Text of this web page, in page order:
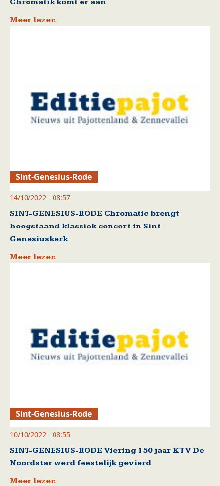
Chromatik komt er aan
Meer lezen
Sint-Genesius-Rode
14/10/2022 - 08:57
SINT-GENESIUS-RODE Chromatic brengt
hoogstaand klassiek concert in Sint-
Genesiuskerk
Meer lezen
Sint-Genesius-Rode
10/10/2022 - 08:55
SINT-GENESIUS-RODE Viering 150 jaar KTV De
Noordstar werd feestelijk gevierd
Meer lezen